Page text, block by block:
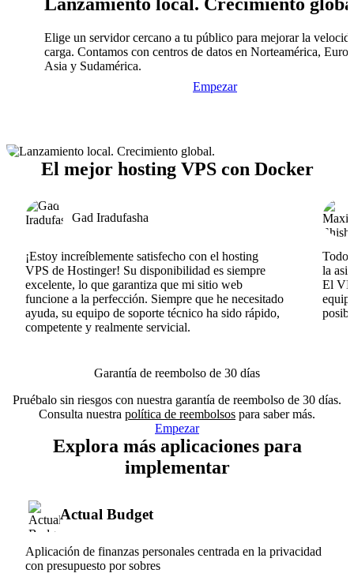
Elige un servidor cercano a tu público para mejorar la
carga. Contamos con centros de datos en Norteamérica,
Asia y Sudamérica.
Empezar
El mejor hosting VPS con Docker
Gad Iradufasha
¡Estoy increíblemente satisfecho con el hosting
VPS de Hostinger! Su disponibilidad es siempre
excelente, lo que garantiza que mi sitio web
funcione a la perfección. Siempre que he necesitado
ayuda, su equipo de soporte técnico ha sido rápido,
competente y realmente servicial.
Todo
la
El
Garantía de reembolso de 30 días
Pruébalo sin riesgos con nuestra garantía de reembolso de 30 días.
Consulta nuestra política de reembolsos para saber más.
Empezar
Explora más aplicaciones para
implementar
Actual Budget
Aplicación de finanzas personales centrada en la privacidad
con presupuesto por sobres